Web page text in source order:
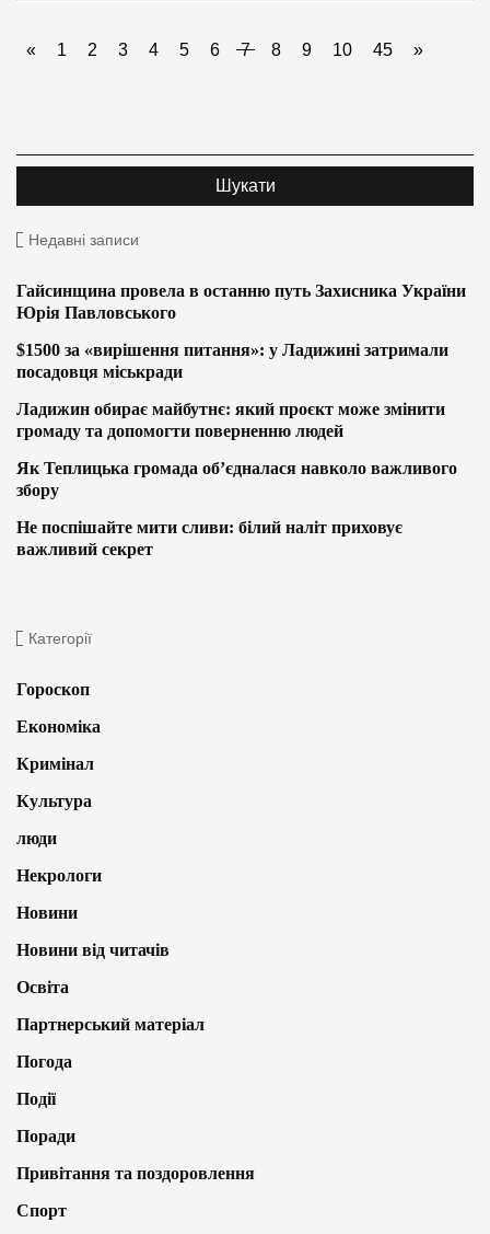
« 1 2 3 4 5 6 7 8 9 10 45 »
Недавні записи
Гайсинщина провела в останню путь Захисника України
Юрія Павловського
$1500 за «вирішення питання»: у Ладижині затримали
посадовця міськради
Ладижин обирає майбутнє: який проєкт може змінити
громаду та допомогти поверненню людей
Як Теплицька громада об’єдналася навколо важливого
збору
Не поспішайте мити сливи: білий наліт приховує
важливий секрет
Категорії
Гороскоп
Економіка
Кримінал
Культура
люди
Некрологи
Новини
Новини від читачів
Освіта
Партнерський матеріал
Погода
Події
Поради
Привітання та поздоровлення
Спорт